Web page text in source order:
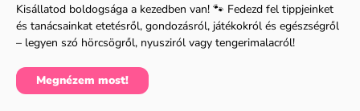
Kisállatod boldogsága a kezedben van! 🐾 Fedezd fel tippjeinket
és tanácsainkat etetésről, gondozásról, játékokról és egészségről
– legyen szó hörcsögről, nyusziról vagy tengerimalacról!
Megnézem most!